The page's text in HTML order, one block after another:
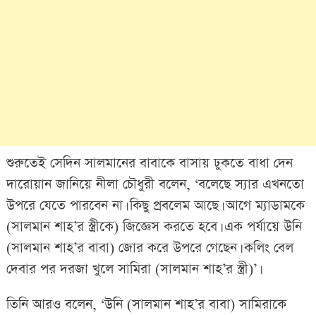
শুরুতেই সেদিন সালমানের বাবাকে বাসায় ঢুকতে বাধা দেন
দারোয়ান জানিয়ে নীলা চৌধুরী বলেন, ‘বলেছে স্যার এখনতো
উপরে যেতে পারবেন না। কিছু প্রবলেম আছে। আগে ম্যাডামকে
(সালমান শাহ’র স্ত্রীকে) জিজ্ঞেস করতে হবে। এক পর্যায়ে উনি
(সালমান শাহ’র বাবা) জোর করে উপরে গেছেন। কলিং বেল
দেবার পর দরজা খুলে সামিরা (সালমান শাহ’র স্ত্রী)’।
তিনি আরও বলেন, ‘উনি (সালমান শাহ’র বাবা) সামিরাকে